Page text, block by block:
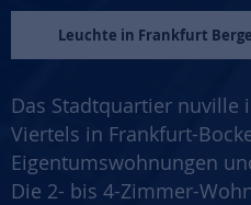
Leuchte in Frankfurt
Das Stadtquartier nuville
Viertels in Frankfurt-
Eigentumswohnungen
Die 2- bis 4-Zimmer-